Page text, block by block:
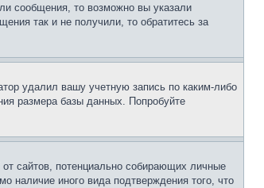
сообщения, то возможно вы указали
так и не получили, то обратитесь за
удалил вашу учетную запись по каким-либо
размера базы данных. Попробуйте
сайтов, потенциально собирающих личные
наличие иного вида подтверждения того, что